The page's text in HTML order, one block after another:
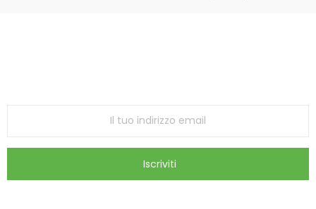
Iscriviti